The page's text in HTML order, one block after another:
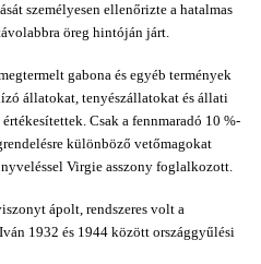
személyesen ellenőrizte a hatalmas
öreg hintóján járt.
gabona és egyéb termények
állatokat, tenyészállatokat és állati
Csak a fennmaradó 10 %-
különböző vetőmagokat
Virgie asszony foglalkozott.
ápolt, rendszeres volt a
1932 és 1944 között országgyűlési